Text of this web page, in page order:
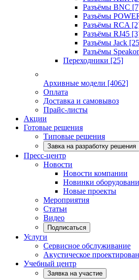
Разъёмы BNC
Разъёмы
Разъёмы RCA
Разъёмы RJ45
Разъёмы Jack
Разъёмы
Переходники [25]
Архивные модели [4062]
Оплата
Доставка и самовывоз
Прайс-листы
Акции
Готовые решения
Типовые решения
Завка на разработку решения
Пресс-центр
Новости
Новости компании
Новинки
Новые проекты
Мероприятия
Статьи
Видео
Подписаться
Услуги
Сервисное обслуживание
Акустическое
Учебный центр
Заявка на участие